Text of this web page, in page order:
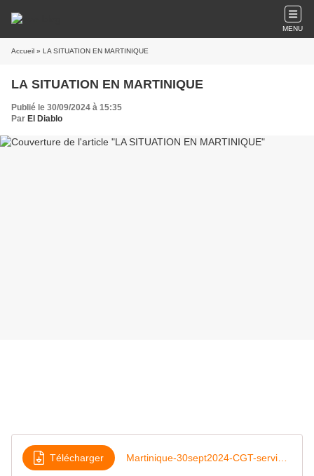
MENU
Accueil » LA SITUATION EN MARTINIQUE
LA SITUATION EN MARTINIQUE
Publié le 30/09/2024 à 15:35
Par El Diablo
Télécharger